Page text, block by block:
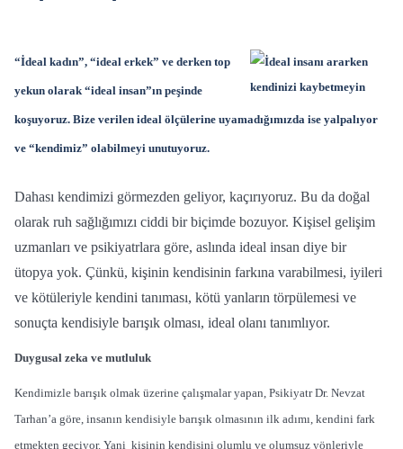
“İdeal kadın”, “ideal erkek” ve derken top
yekun olarak “ideal insan”ın peşinde
koşuyoruz. Bize verilen ideal ölçülerine uyamadığımızda ise yalpalıyor
ve “kendimiz” olabilmeyi unutuyoruz.
Dahası kendimizi görmezden geliyor, kaçırıyoruz. Bu da doğal
olarak ruh sağlığımızı ciddi bir biçimde bozuyor. Kişisel gelişim
uzmanları ve psikiyatrlara göre, aslında ideal insan diye bir
ütopya yok. Çünkü, kişinin kendisinin farkına varabilmesi, iyileri
ve kötüleriyle kendini tanıması, kötü yanların törpülemesi ve
sonuçta kendisiyle barışık olması, ideal olanı tanımlıyor.
Duygusal zeka ve mutluluk
Kendimizle barışık olmak üzerine çalışmalar yapan, Psikiyatr Dr. Nevzat
Tarhan’a göre, insanın kendisiyle barışık olmasının ilk adımı, kendini fark
etmekten geçiyor. Yani kişinin kendisini olumlu ve olumsuz yönleriyle